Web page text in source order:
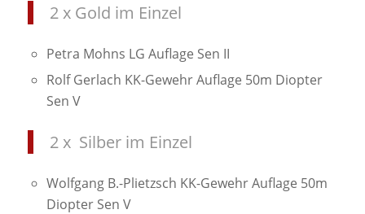
2 x Gold im Einzel
Petra Mohns LG Auflage Sen II
Rolf Gerlach KK-Gewehr Auflage 50m Diopter
Sen V
2 x Silber im Einzel
Wolfgang B.-Plietzsch KK-Gewehr Auflage 50m
Diopter Sen V